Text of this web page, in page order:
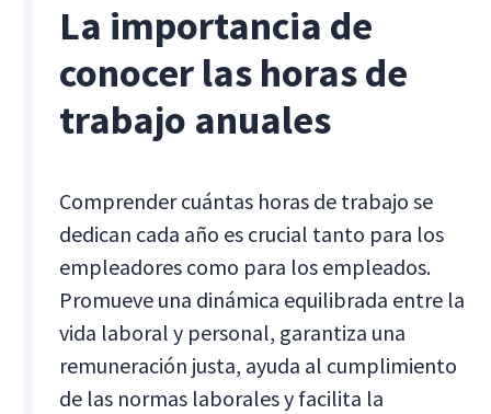
La importancia de
conocer las horas de
trabajo anuales
Comprender cuántas horas de trabajo se
dedican cada año es crucial tanto para los
empleadores como para los empleados.
Promueve una dinámica equilibrada entre la
vida laboral y personal, garantiza una
remuneración justa, ayuda al cumplimiento
de las normas laborales y facilita la